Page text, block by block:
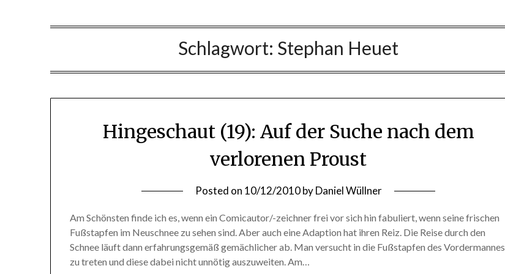
Schlagwort: Stephan Heuet
Hingeschaut (19): Auf der Suche nach dem
verlorenen Proust
Posted on 10/12/2010byDaniel Wüllner
Am Schönsten finde ich es, wenn ein Comicautor/-zeichner frei vor sich hin fabuliert, wenn seine frischen
Fußstapfen im Neuschnee zu sehen sind. Aber auch eine Adaption hat ihren Reiz. Die Reise durch den
Schnee läuft dann erfahrungsgemäß gemächlicher ab. Man versucht in die Fußstapfen des Vordermannes
zu treten und diese dabei nicht unnötig auszuweiten. Am…